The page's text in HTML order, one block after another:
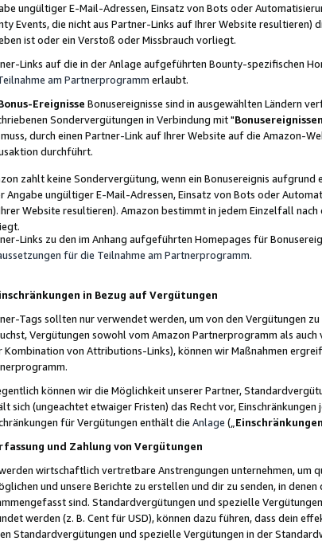
ungültiger E-Mail-Adressen, Einsatz von Bots oder
Events, die nicht aus Partner-Links auf Ihrer Website
ist oder ein Verstoß oder Missbrauch vorliegt.
Links auf die in der Anlage aufgeführten Bounty-spezifischen
am Partnerprogramm erlaubt.
Ereignisse Bonusereignisse sind in ausgewählten Ländern
Sondervergütungen in Verbindung mit "Bonusereignissen
durch einen Partner-Link auf Ihrer Website auf die Amazon-
durchführt.
zahlt keine Sondervergütung, wenn ein Bonusereignis
Angabe ungültiger E-Mail-Adressen, Einsatz von Bots oder
Website resultieren). Amazon bestimmt in jedem Einzelfall
Links zu den im Anhang aufgeführten Homepages für
für die Teilnahme am Partnerprogramm.
in Bezug auf Vergütungen
Tags sollten nur verwendet werden, um von den Vergütungen
Vergütungen sowohl vom Amazon Partnerprogramm als
Kombination von Attributions-Links), können wir Maßnahmen
können wir die Möglichkeit unserer Partner,
sich (ungeachtet etwaiger Fristen) das Recht vor,
für Vergütungen enthält die Anlage („
und Zahlung von Vergütungen
wirtschaftlich vertretbare Anstrengungen unternehmen, um
und unsere Berichte zu erstellen und dir zu senden, in
sind. Standardvergütungen und spezielle
werden (z. B. Cent für USD), können dazu führen, dass dein
Standardvergütungen und spezielle Vergütungen in der